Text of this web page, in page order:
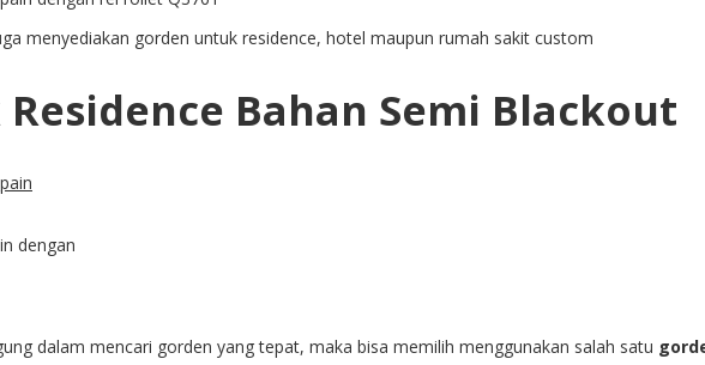
menyediakan gorden untuk residence, hotel maupun rumah sakit custom
Bahan Semi Blackout
dengan
dalam mencari gorden yang tepat, maka bisa memilih menggunakan salah satu